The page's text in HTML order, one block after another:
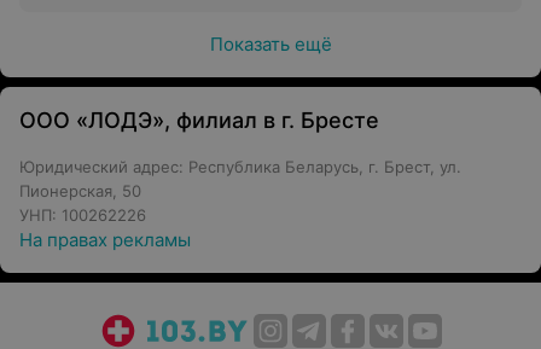
Показать ещё
ООО «ЛОДЭ», филиал в г. Бресте
Юридический адрес: Республика Беларусь, г. Брест, ул.
Пионерская, 50
УНП: 100262226
На правах рекламы